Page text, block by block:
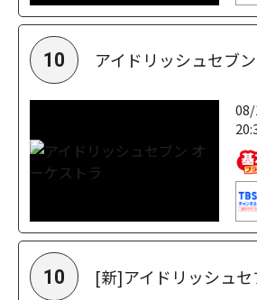
10 アイドリッシュセブ
10 [新]アイドリッシュセ